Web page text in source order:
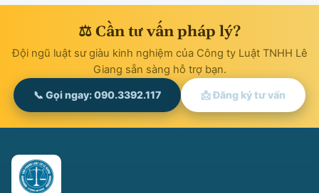
⚖ Cần tư vấn pháp lý?
Đội ngũ luật sư giàu kinh nghiệm của Công ty Luật TNHH Lê
Giang sẵn sàng hỗ trợ bạn.
📞 Gọi ngay: 090.3392.117 📩 Đăng ký tư vấn